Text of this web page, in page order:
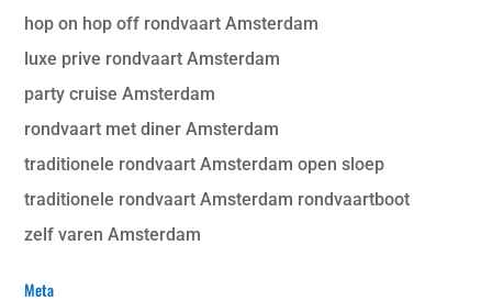
hop on hop off rondvaart Amsterdam
luxe prive rondvaart Amsterdam
party cruise Amsterdam
rondvaart met diner Amsterdam
traditionele rondvaart Amsterdam open sloep
traditionele rondvaart Amsterdam rondvaartboot
zelf varen Amsterdam
Meta